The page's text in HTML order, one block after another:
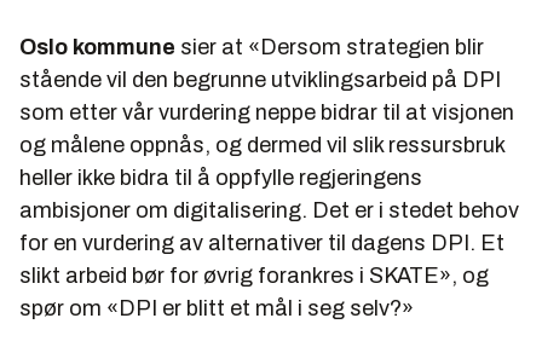
Oslo kommune sier at «Dersom strategien blir
stående vil den begrunne utviklingsarbeid på DPI
som etter vår vurdering neppe bidrar til at visjonen
og målene oppnås, og dermed vil slik ressursbruk
heller ikke bidra til å oppfylle regjeringens
ambisjoner om digitalisering. Det er i stedet behov
for en vurdering av alternativer til dagens DPI. Et
slikt arbeid bør for øvrig forankres i SKATE», og
spør om «DPI er blitt et mål i seg selv?»